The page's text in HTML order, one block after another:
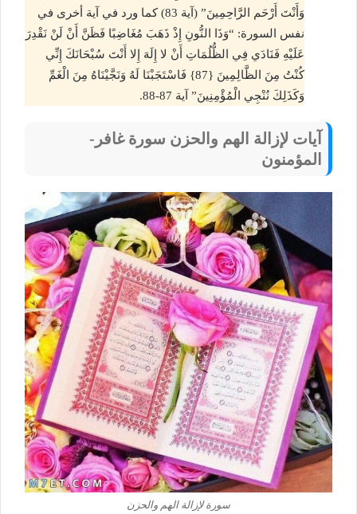
وَأَنْتَ أَرْحَم الرَّاحِمِينَ” (آية 83) كما ورد في آية أخرى في
نفس السورة: “وَذَا النُّونِ إِذْ ذَهَبَ مُغَاضِبًا فَظَنَّ أَنْ لَنْ نَقْدِرَ
عَلَيْهِ فَنَادَي فِي الظُّلُمَاتِ أَنْ لا إِلَهَ إِلا أَنْتَ سُبْحَانَكَ إِنِّي
كُنْتُ مِنَ الظَّالِمِينَ {87} فَاسْتَجَبْنَا لَهُ وَنَجَّيْنَاهُ مِنَ الْغَمِّ
وَكَذَلِكَ نُنْجِي الْمُؤْمِنِينَ” آية 87-88.
آيات لإزالة الهم والحزن سورة غافر-
المؤمنون
سورة لإزالة الهم والحزن